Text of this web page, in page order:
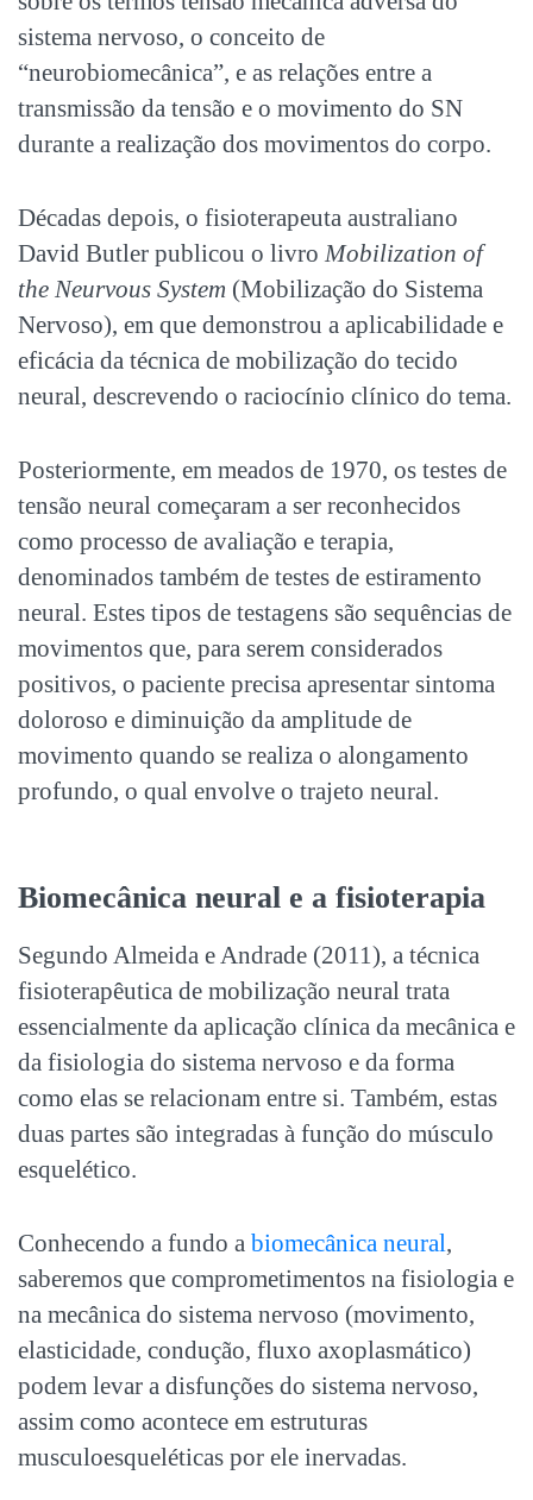
sistema nervoso, o conceito de
“neurobiomecânica”, e as relações entre a
transmissão da tensão e o movimento do SN
durante a realização dos movimentos do corpo.
Décadas depois, o fisioterapeuta australiano
David Butler publicou o livro Mobilization of
the Neurvous System (Mobilização do Sistema
Nervoso), em que demonstrou a aplicabilidade e
eficácia da técnica de mobilização do tecido
neural, descrevendo o raciocínio clínico do tema.
Posteriormente, em meados de 1970, os testes de
tensão neural começaram a ser reconhecidos
como processo de avaliação e terapia,
denominados também de testes de estiramento
neural. Estes tipos de testagens são sequências de
movimentos que, para serem considerados
positivos, o paciente precisa apresentar sintoma
doloroso e diminuição da amplitude de
movimento quando se realiza o alongamento
profundo, o qual envolve o trajeto neural.
Biomecânica neural e a fisioterapia
Segundo Almeida e Andrade (2011), a técnica
fisioterapêutica de mobilização neural trata
essencialmente da aplicação clínica da mecânica e
da fisiologia do sistema nervoso e da forma
como elas se relacionam entre si. Também, estas
duas partes são integradas à função do músculo
esquelético.
Conhecendo a fundo a biomecânica neural,
saberemos que comprometimentos na fisiologia e
na mecânica do sistema nervoso (movimento,
elasticidade, condução, fluxo axoplasmático)
podem levar a disfunções do sistema nervoso,
assim como acontece em estruturas
musculoesqueléticas por ele inervadas.